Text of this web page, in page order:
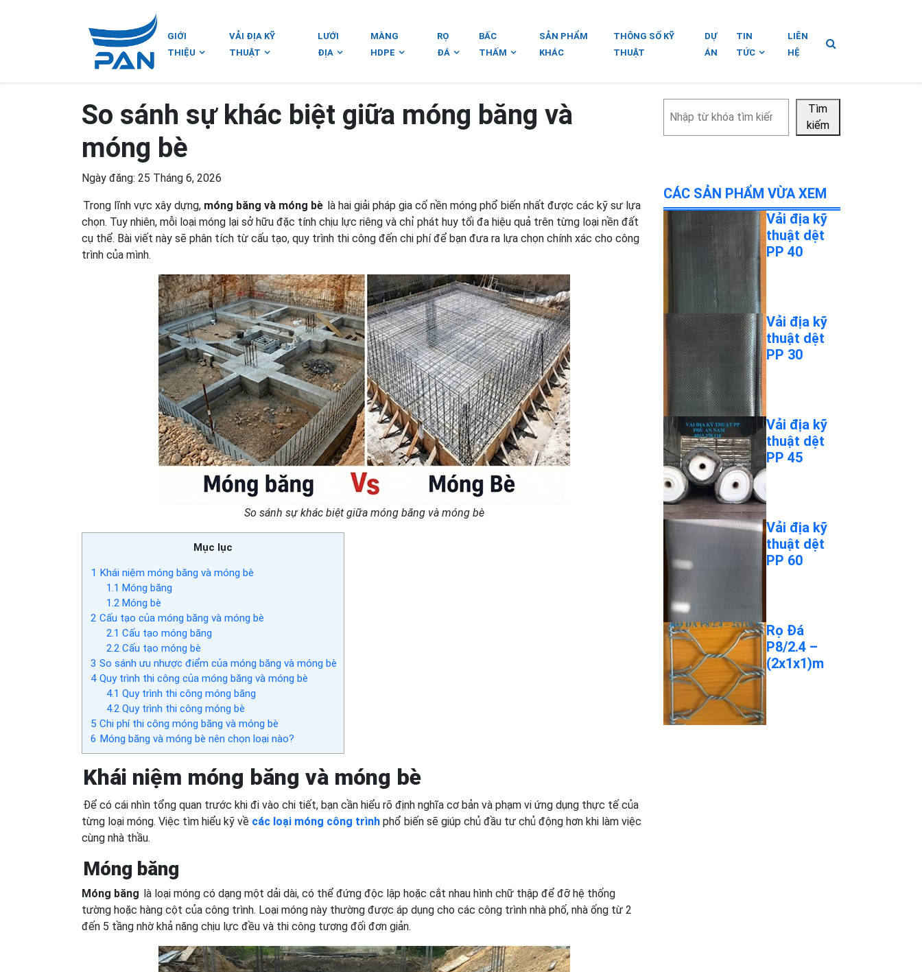
GIỚI
THIỆU
VẢI ĐỊA KỸ
THUẬT
LƯỚI
ĐỊA
MÀNG
HDPE
RỌ
ĐÁ
BẤC
THẤM
SẢN PHẨM
KHÁC
THÔNG SỐ KỸ
THUẬT
DỰ
ÁN
TIN
TỨC
LIÊN
HỆ
So sánh sự khác biệt giữa móng băng và
móng bè
Ngày đăng: 25 Tháng 6, 2026
Trong lĩnh vực xây dựng, móng băng và móng bè là hai giải pháp gia cố nền móng phổ biến nhất được các kỹ sư lựa
chọn. Tuy nhiên, mỗi loại móng lại sở hữu đặc tính chịu lực riêng và chỉ phát huy tối đa hiệu quả trên từng loại nền đất
cụ thể. Bài viết này sẽ phân tích từ cấu tạo, quy trình thi công đến chi phí để bạn đưa ra lựa chọn chính xác cho công
trình của mình.
So sánh sự khác biệt giữa móng băng và móng bè
Mục lục
1 Khái niệm móng băng và móng bè
1.1 Móng băng
1.2Móng bè
2 Cấu tạo của móng băng và móng bè
2.1 Cấu tạo móng băng
2.2Cấu tạo móng bè
3 So sánh ưu nhược điểm của móng băng và móng bè
4 Quy trình thi công của móng băng và móng bè
4.1 Quy trình thi công móng băng
4.2Quy trình thi công móng bè
5 Chi phí thi công móng băng và móng bè
6 Móng băng và móng bè nên chọn loại nào?
Khái niệm móng băng và móng bè
Để có cái nhìn tổng quan trước khi đi vào chi tiết, bạn cần hiểu rõ định nghĩa cơ bản và phạm vi ứng dụng thực tế của
từng loại móng. Việc tìm hiểu kỹ về các loại móng công trình phổ biến sẽ giúp chủ đầu tư chủ động hơn khi làm việc
cùng nhà thầu.
Móng băng
Móng băng là loại móng có dạng một dải dài, có thể đứng độc lập hoặc cắt nhau hình chữ thập để đỡ hệ thống
tường hoặc hàng cột của công trình. Loại móng này thường được áp dụng cho các công trình nhà phố, nhà ống từ 2
đến 5 tầng nhờ khả năng chịu lực đều và thi công tương đối đơn giản.
kiếm
Tìm
kiếm
CÁC SẢN PHẨM VỪA XEM
Vải địa kỹ
thuật dệt
PP 40
Vải địa kỹ
thuật dệt
PP 30
Vải địa kỹ
thuật dệt
PP 45
Vải địa kỹ
thuật dệt
PP 60
Rọ Đá
P8/2.4 –
(2x1x1)m